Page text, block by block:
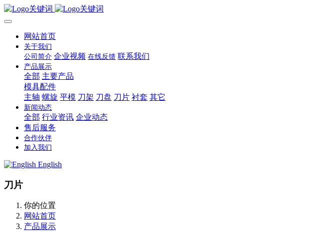
网站首页
关于我们
公司简介 企业视频 在线反馈 联系我们
产品展示
全部 主要产品
模具配件
主轴 螺旋 平模 刀架 刀盘 刀片 衬套 其它
新闻动态
全部 行业资讯 企业动态
售后服务
合作伙伴
加入我们
English
刀片
你的位置
网站首页
产品展示